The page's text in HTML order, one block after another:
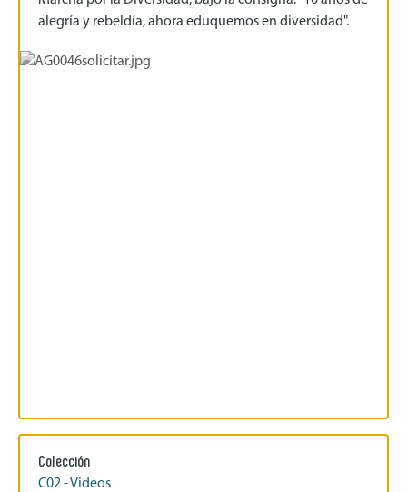
alegría y rebeldía, ahora eduquemos en diversidad".
Colección
C02 - Videos